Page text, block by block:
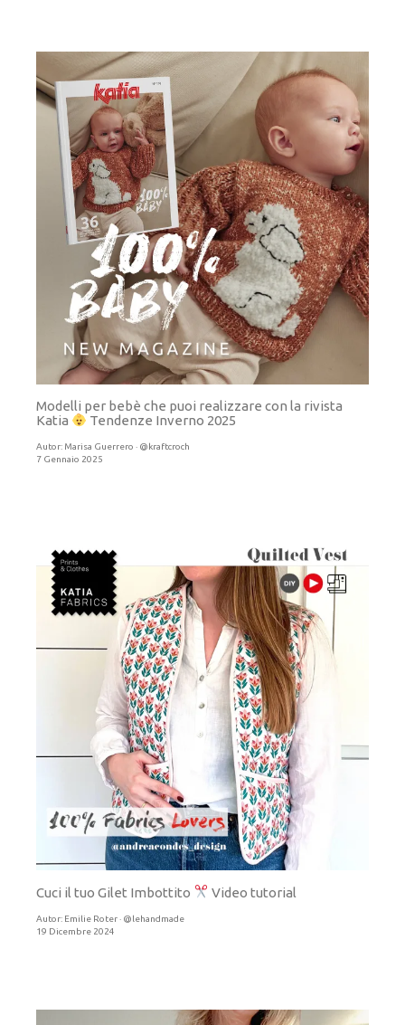
Modelli per bebè che puoi realizzare con la rivista
Katia
Tendenze Inverno 2025
Autor: Marisa Guerrero · @kraftcroch
7 Gennaio 2025
Cuci il tuo Gilet Imbottito Video tutorial
Autor: Emilie Roter · @lehandmade
19 Dicembre 2024